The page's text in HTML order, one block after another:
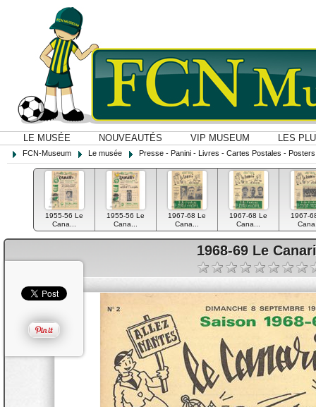
LE MUSÉE NOUVEAUTÉS VIP MUSEUM LES
FCN-Museum Le musée Presse - Panini - Livres - Cartes Postales -
1955-56 Le
Cana...
1955-56 Le
Cana...
1967-68 Le
Cana...
1967-68 Le
Cana...
1967-
1968-69 Le